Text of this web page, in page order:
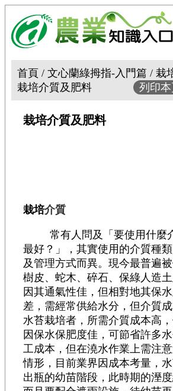
首頁 / 文心蘭綠拇指-入門篇 / 栽
栽培介質及肥料
列印本
栽培介質及肥料
栽培介質
常有人問及「要使用什麼
最好？」，其實使用的介質種
及管理方式而異。現今最普遍
樹皮、蛇木、碎石、保綠人造土
因其通氣性佳，但相對地其保
差，需經常供給水分，但介質
水苔栽培者，所需介質成本高
因保水保肥度佳，可節省許多
工成本，但在澆水作業上需注
情形，目前業界因成本考量，
出瓶的幼苗階段，此時期的溼